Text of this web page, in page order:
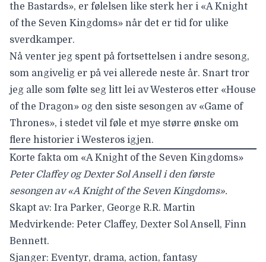
the Bastards», er følelsen like sterk her i «A Knight
of the Seven Kingdoms» når det er tid for ulike
sverdkamper.
Nå venter jeg spent på fortsettelsen i andre sesong,
som angivelig er på vei allerede neste år. Snart tror
jeg alle som følte seg litt lei av Westeros etter «House
of the Dragon» og den siste sesongen av «Game of
Thrones», i stedet vil føle et mye større ønske om
flere historier i Westeros igjen.
Korte fakta om «A Knight of the Seven Kingdoms»
Peter Claffey og Dexter Sol Ansell i den første
sesongen av «A Knight of the Seven Kingdoms».
Skapt av: Ira Parker, George R.R. Martin
Medvirkende: Peter Claffey, Dexter Sol Ansell, Finn
Bennett.
Sjanger: Eventyr, drama, action, fantasy